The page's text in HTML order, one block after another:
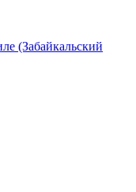
(Забайкальский